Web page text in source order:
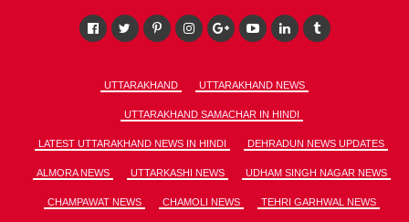
UTTARAKHAND UTTARAKHAND NEWS
UTTARAKHAND SAMACHAR IN HINDI
LATEST UTTARAKHAND NEWS IN HINDI DEHRADUN NEWS UPDATES
ALMORA NEWS UTTARKASHI NEWS UDHAM SINGH NAGAR NEWS
CHAMPAWAT NEWS CHAMOLI NEWS TEHRI GARHWAL NEWS